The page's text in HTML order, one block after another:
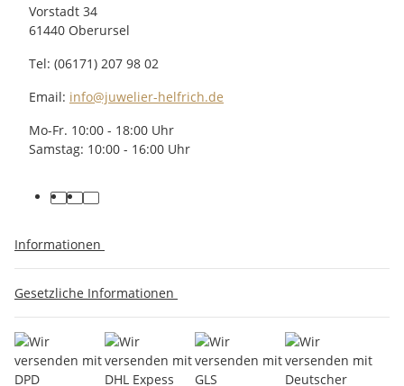
Vorstadt 34
61440 Oberursel
Tel: (06171) 207 98 02
Email: info@juwelier-helfrich.de
Mo-Fr. 10:00 - 18:00 Uhr
Samstag: 10:00 - 16:00 Uhr
Informationen
Gesetzliche Informationen